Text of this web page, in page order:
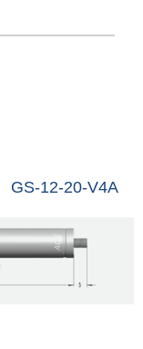
GS-12-20-V4A